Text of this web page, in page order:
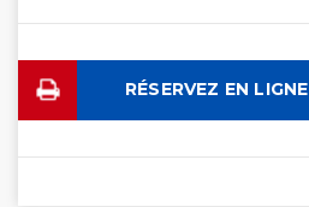
RÉSERVEZ EN LIGNE